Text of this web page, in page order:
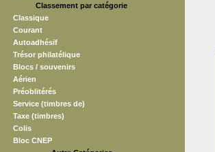
Classement par catégorie
Classique
Courant
Autoadhésif
Trésor philatélique
Blocs / souvenirs
Aérien
Préoblitérés
Service (timbres de)
Taxe (timbres)
Colis
Bloc CNEP